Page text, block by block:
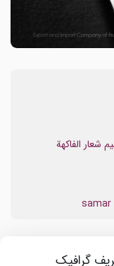
شعار الفاكهة
گرافیک